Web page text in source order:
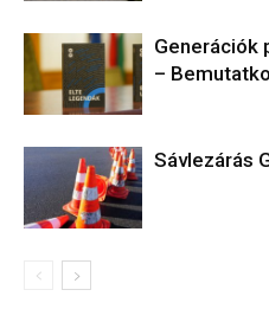
Generációk
–
Sávlezárás